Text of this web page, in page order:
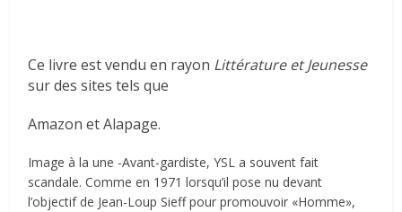
Ce livre est vendu en rayon Littérature et Jeunesse
sur des sites tels que
Amazon et Alapage.
Image à la une -Avant-gardiste, YSL a souvent fait
scandale. Comme en 1971 lorsqu’il pose nu devant
l’objectif de Jean-Loup Sieff pour promouvoir «Homme»,